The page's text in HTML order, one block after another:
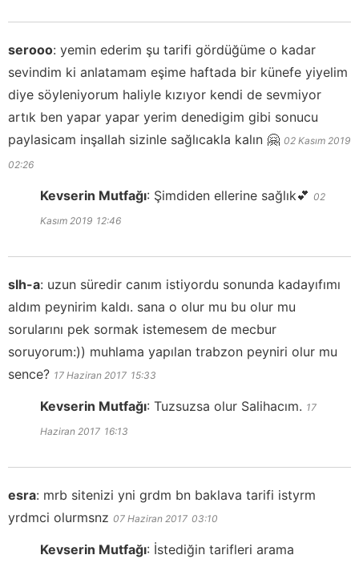
serooo: yemin ederim şu tarifi gördüğüme o kadar
sevindim ki anlatamam eşime haftada bir künefe yiyelim
diye söyleniyorum haliyle kızıyor kendi de sevmiyor
artık ben yapar yapar yerim denedigim gibi sonucu
paylasicam inşallah sizinle sağlıcakla kalın 🤗 02 Kasım 2019
02:26
Kevserin Mutfağı: Şimdiden ellerine sağlık💕 02
Kasım 2019 12:46
slh-a: uzun süredir canım istiyordu sonunda kadayıfımı
aldım peynirim kaldı. sana o olur mu bu olur mu
sorularını pek sormak istemesem de mecbur
soruyorum:)) muhlama yapılan trabzon peyniri olur mu
sence? 17 Haziran 2017 15:33
Kevserin Mutfağı: Tuzsuzsa olur Salihacım. 17
Haziran 2017 16:13
esra: mrb sitenizi yni grdm bn baklava tarifi istyrm
yrdmci olurmsnz 07 Haziran 2017 03:10
Kevserin Mutfağı: İstediğin tarifleri arama